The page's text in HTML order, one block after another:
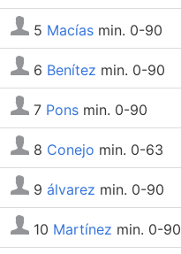
5 Macías min. 0-90
6 Benítez min. 0-90
7 Pons min. 0-90
8 Conejo min. 0-63
9 álvarez min. 0-90
10 Martínez min. 0-90